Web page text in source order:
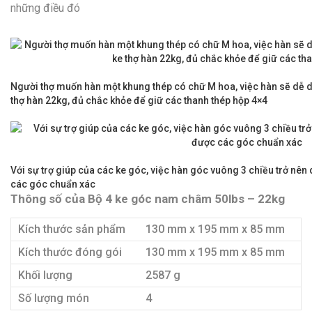
những điều đó
Người thợ muốn hàn một khung thép có chữ M hoa, việc hàn sẽ dễ
thợ hàn 22kg, đủ chắc khỏe để giữ các thanh thép hộp 4×4
Với sự trợ giúp của các ke góc, việc hàn góc vuông 3 chiều trở
các góc chuẩn xác
Thông số của Bộ 4 ke góc nam châm 50lbs – 22kg
Kích thước sản phẩm
130 mm x 195 mm x 85 mm
Kích thước đóng gói
130 mm x 195 mm x 85 mm
Khối lượng
2587 g
Số lượng món
4